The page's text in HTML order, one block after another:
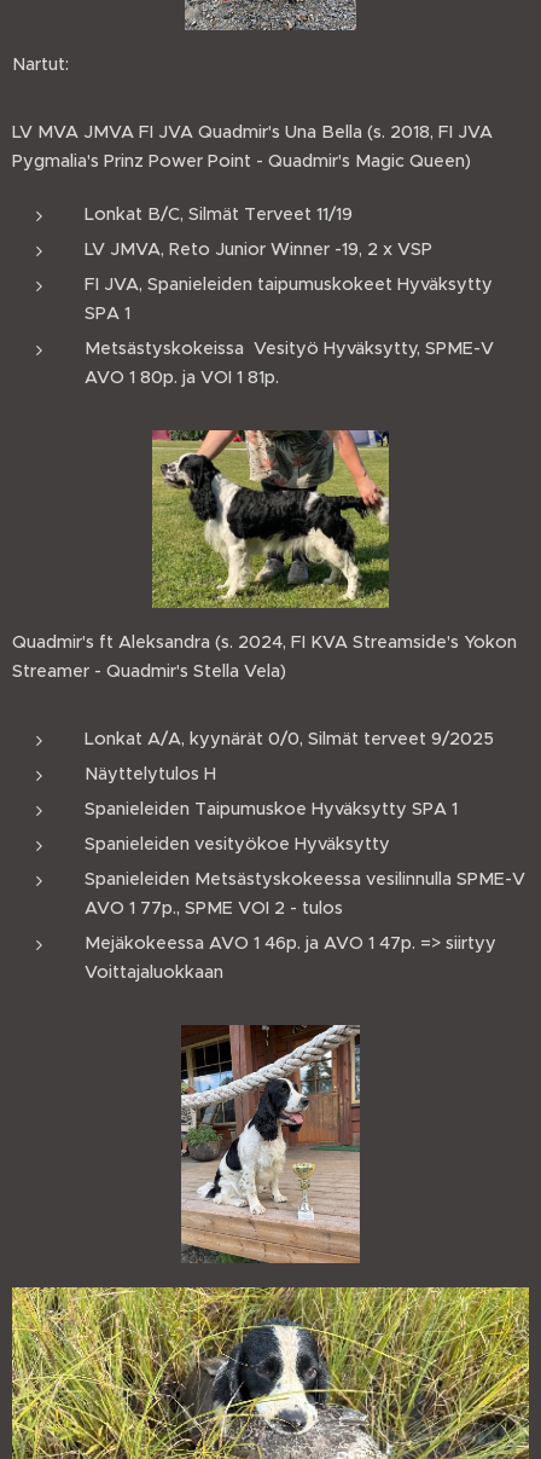
Nartut:
LV MVA JMVA FI JVA Quadmir's Una Bella (s. 2018, FI JVA
Pygmalia's Prinz Power Point - Quadmir's Magic Queen)
Lonkat B/C, Silmät Terveet 11/19
LV JMVA, Reto Junior Winner -19, 2 x VSP
FI JVA, Spanieleiden taipumuskokeet Hyväksytty
SPA 1
Metsästyskokeissa Vesityö Hyväksytty, SPME-V
AVO 1 80p. ja VOI 1 81p.
Quadmir's ft Aleksandra (s. 2024, FI KVA Streamside's Yokon
Streamer - Quadmir's Stella Vela)
Lonkat A/A, kyynärät 0/0, Silmät terveet 9/2025
Näyttelytulos H
Spanieleiden Taipumuskoe Hyväksytty SPA 1
Spanieleiden vesityökoe Hyväksytty
Spanieleiden Metsästyskokeessa vesilinnulla SPME-V
AVO 1 77p., SPME VOI 2 - tulos
Mejäkokeessa AVO 1 46p. ja AVO 1 47p. => siirtyy
Voittajaluokkaan